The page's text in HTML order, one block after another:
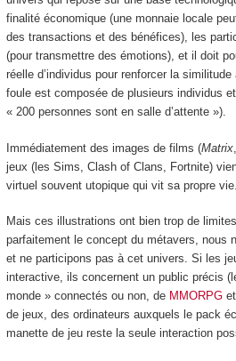
finalité économique (une monnaie locale
des transactions et des bénéfices), les
(pour transmettre des émotions), et il doit
réelle d’individus pour renforcer la
foule est composée de plusieurs individus
« 200 personnes sont en salle d’attente »).
Immédiatement des images de films (Matrix,
jeux (les Sims, Clash of Clans, Fortnite)
virtuel souvent utopique qui vit sa propre vie.
Mais ces illustrations ont bien trop de
parfaitement le concept du métavers, nous
et ne participons pas à cet univers. Si les
interactive, ils concernent un public précis
monde » connectés ou non, de MMORPGet
de jeux, des ordinateurs auxquels le pack
manette de jeu reste la seule interaction